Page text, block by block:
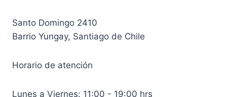
Santo Domingo 2410
Barrio Yungay, Santiago de Chile
Horario de atención
Lunes a Viernes: 11:00 - 19:00 hrs